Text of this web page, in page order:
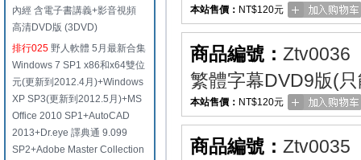
內經 含電子書講義+影音視頻
高清DVD版 (3DVD)
排行025 野人軟體 5月最新合集
Windows 7 SP1 x86和x64雙位
元(更新到2012.4月)+Windows
XP SP3(更新到2012.5月)+MS
Office 2010 SP1+AutoCAD
2013+Dr.eye 譯典通 9.099
SP2+Adobe Master Collection
本站售價： NT$120元
商品編號： Ztv0036
繁體字幕DVD9版(
本站售價： NT$120元
商品編號： Ztv0035